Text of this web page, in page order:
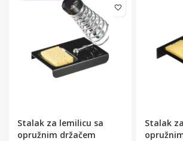
Stalak za lemilicu sa
opružnim držačem
Stalak